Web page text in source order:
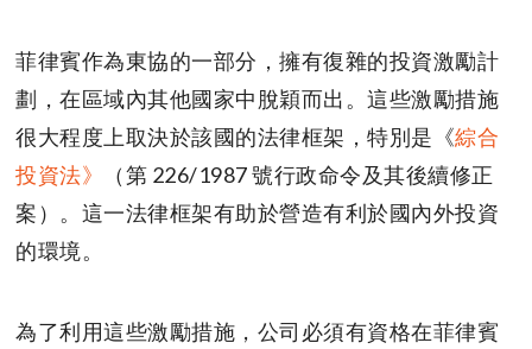
菲律賓作為東協的一部分，擁有復雜的投資激勵計
劃，在區域內其他國家中脫穎而出。這些激勵措施
很大程度上取決於該國的法律框架，特別是《綜合
投資法》
（第 226/1987 號行政命令及其後續修正
案）。這一法律框架有助於營造有利於國內外投資
的環境。
為了利用這些激勵措施，公司必須有資格在菲律賓